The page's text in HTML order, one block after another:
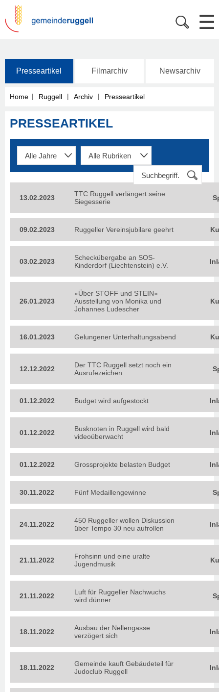
Presseartikel Filmarchiv Newsarchiv
Home | Ruggell | Archiv | Presseartikel
PRESSEARTIKEL
13.02.2023
TTC Ruggell verlängert seine
Siegesserie
09.02.2023 Ruggeller Vereinsjubilare geehrt
03.02.2023
Scheckübergabe an SOS-
Kinderdorf (Liechtenstein) e.V.
26.01.2023
«Über STOFF und STEIN» –
Ausstellung von Monika und
Johannes Ludescher
16.01.2023 Gelungener Unterhaltungsabend
12.12.2022
Der TTC Ruggell setzt noch ein
Ausrufezeichen
01.12.2022 Budget wird aufgestockt
01.12.2022
Busknoten in Ruggell wird bald
videoüberwacht
01.12.2022 Grossprojekte belasten Budget
30.11.2022 Fünf Medaillengewinne
24.11.2022
450 Ruggeller wollen Diskussion
über Tempo 30 neu aufrollen
21.11.2022
Frohsinn und eine uralte
Jugendmusik
21.11.2022
Luft für Ruggeller Nachwuchs
wird dünner
18.11.2022
Ausbau der Nellengasse
verzögert sich
18.11.2022
Gemeinde kauft Gebäudeteil für
Judoclub Ruggell